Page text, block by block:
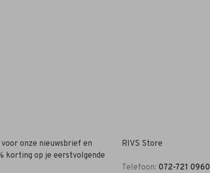
onze nieuwsbrief en
korting op je eerstvolgende
RIVS Store
Telefoon: 072-721 0960